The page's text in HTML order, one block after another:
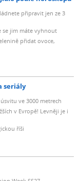
připravit jen ze 3
se jim máte vyhnout
přidat ovoce,
seriály
ve 3000 metrech
v Evropě! Levněji je i
říši